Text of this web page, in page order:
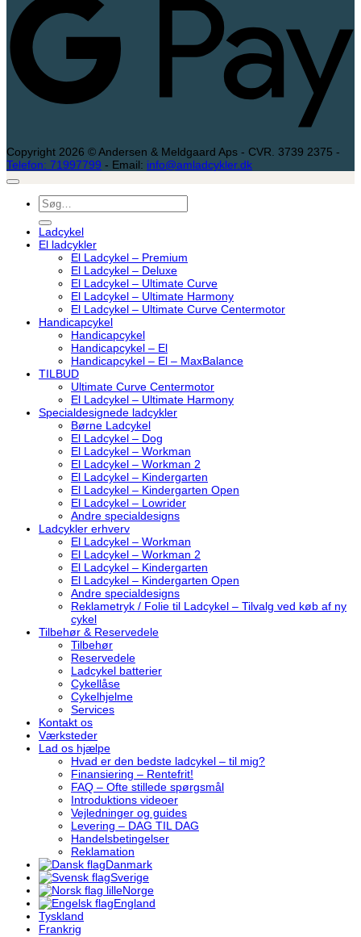
Copyright 2026 © Andersen & Meldgaard Aps - CVR. 3739 2375 -
Telefon: 71997799 - Email: info@amladcykler.dk
Søg
efter:
Ladcykel
El ladcykler
El Ladcykel – Premium
El Ladcykel – Deluxe
El Ladcykel – Ultimate Curve
El Ladcykel – Ultimate Harmony
El Ladcykel – Ultimate Curve Centermotor
Handicapcykel
Handicapcykel
Handicapcykel – El
Handicapcykel – El – MaxBalance
TILBUD
Ultimate Curve Centermotor
El Ladcykel – Ultimate Harmony
Specialdesignede ladcykler
Børne Ladcykel
El Ladcykel – Dog
El Ladcykel – Workman
El Ladcykel – Workman 2
El Ladcykel – Kindergarten
El Ladcykel – Kindergarten Open
El Ladcykel – Lowrider
Andre specialdesigns
Ladcykler erhverv
El Ladcykel – Workman
El Ladcykel – Workman 2
El Ladcykel – Kindergarten
El Ladcykel – Kindergarten Open
Andre specialdesigns
Reklametryk / Folie til Ladcykel – Tilvalg ved køb af ny
cykel
Tilbehør & Reservedele
Tilbehør
Reservedele
Ladcykel batterier
Cykellåse
Cykelhjelme
Services
Kontakt os
Værksteder
Lad os hjælpe
Hvad er den bedste ladcykel – til mig?
Finansiering – Rentefrit!
FAQ – Ofte stillede spørgsmål
Introduktions videoer
Vejledninger og guides
Levering – DAG TIL DAG
Handelsbetingelser
Reklamation
Danmark
Sverige
Norge
England
Tyskland
Frankrig